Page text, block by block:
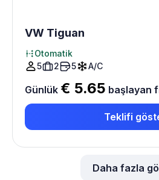
VW Tiguan
Otomatik
5
2 5 A/C
Günlük € 5.65 başlayan
Teklifi
Daha fazla